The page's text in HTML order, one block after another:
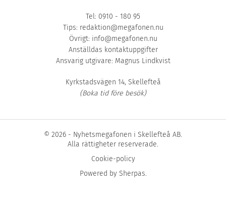
Tel: 0910 - 180 95
Tips: redaktion@megafonen.nu
Övrigt: info@megafonen.nu
Anställdas kontaktuppgifter
Ansvarig utgivare: Magnus Lindkvist
Kyrkstadsvägen 14, Skellefteå
(Boka tid före besök)
© 2026 - Nyhetsmegafonen i Skellefteå AB.
Alla rättigheter reserverade.
Cookie-policy
Powered by Sherpas.